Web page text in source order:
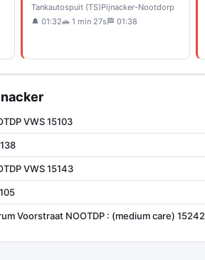
Tankautospuit (TS)Pijnacker-Nootdorp
🔔 01:32🚗 1 min 27s 🏁 01:38
VWS 15103
VWS 15143
Voorstraat NOOTDP : (medium care) 15242